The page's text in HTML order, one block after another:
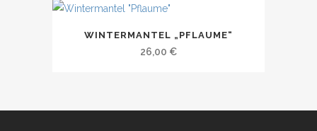
WINTERMANTEL „PFLAUME“
26,00 €